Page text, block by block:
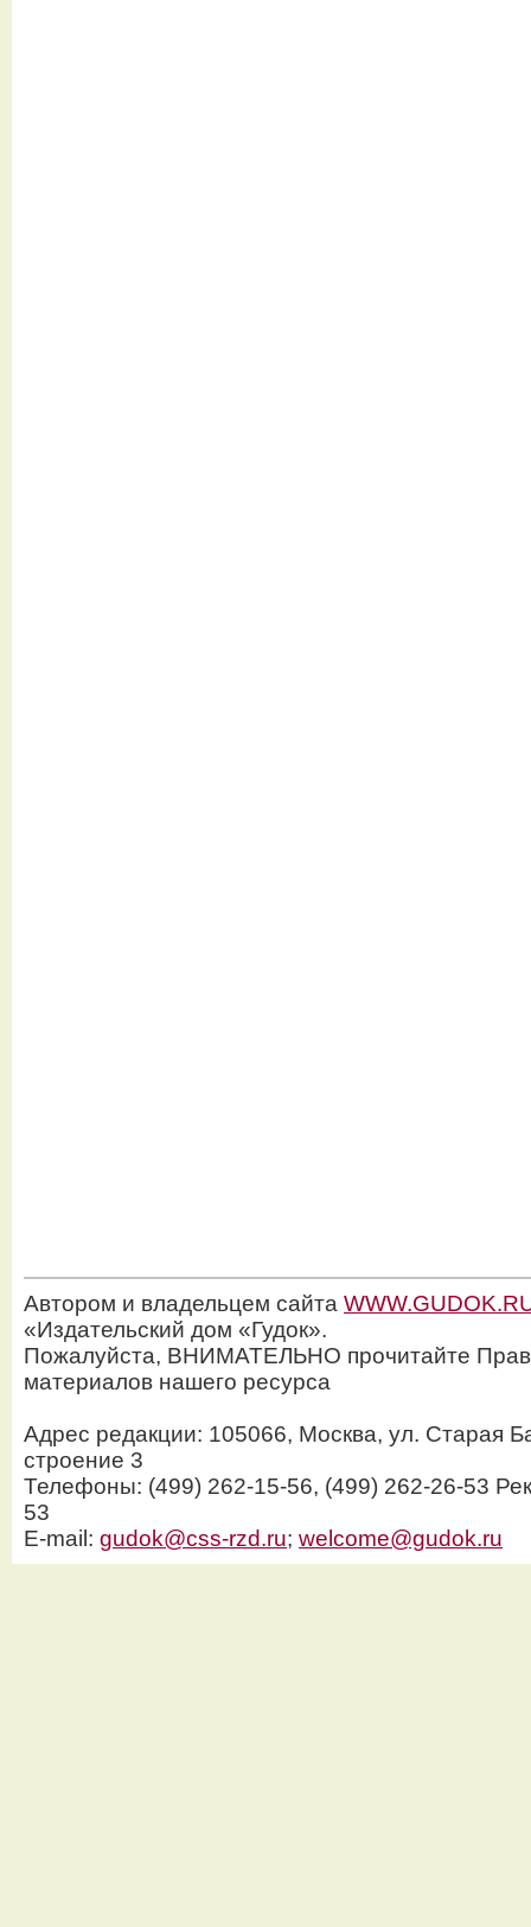
Автором и владельцем сайта
«Издательский дом «Гудок».
Пожалуйста, ВНИМАТЕЛЬНО прочитайте
материалов нашего ресурса
Адрес редакции: 105066, Москва, ул. Старая
строение 3
Телефоны: (499) 262-15-56, (499) 262-26-53
53
E-mail: gudok@css-rzd.ru; welcome@gudok.ru